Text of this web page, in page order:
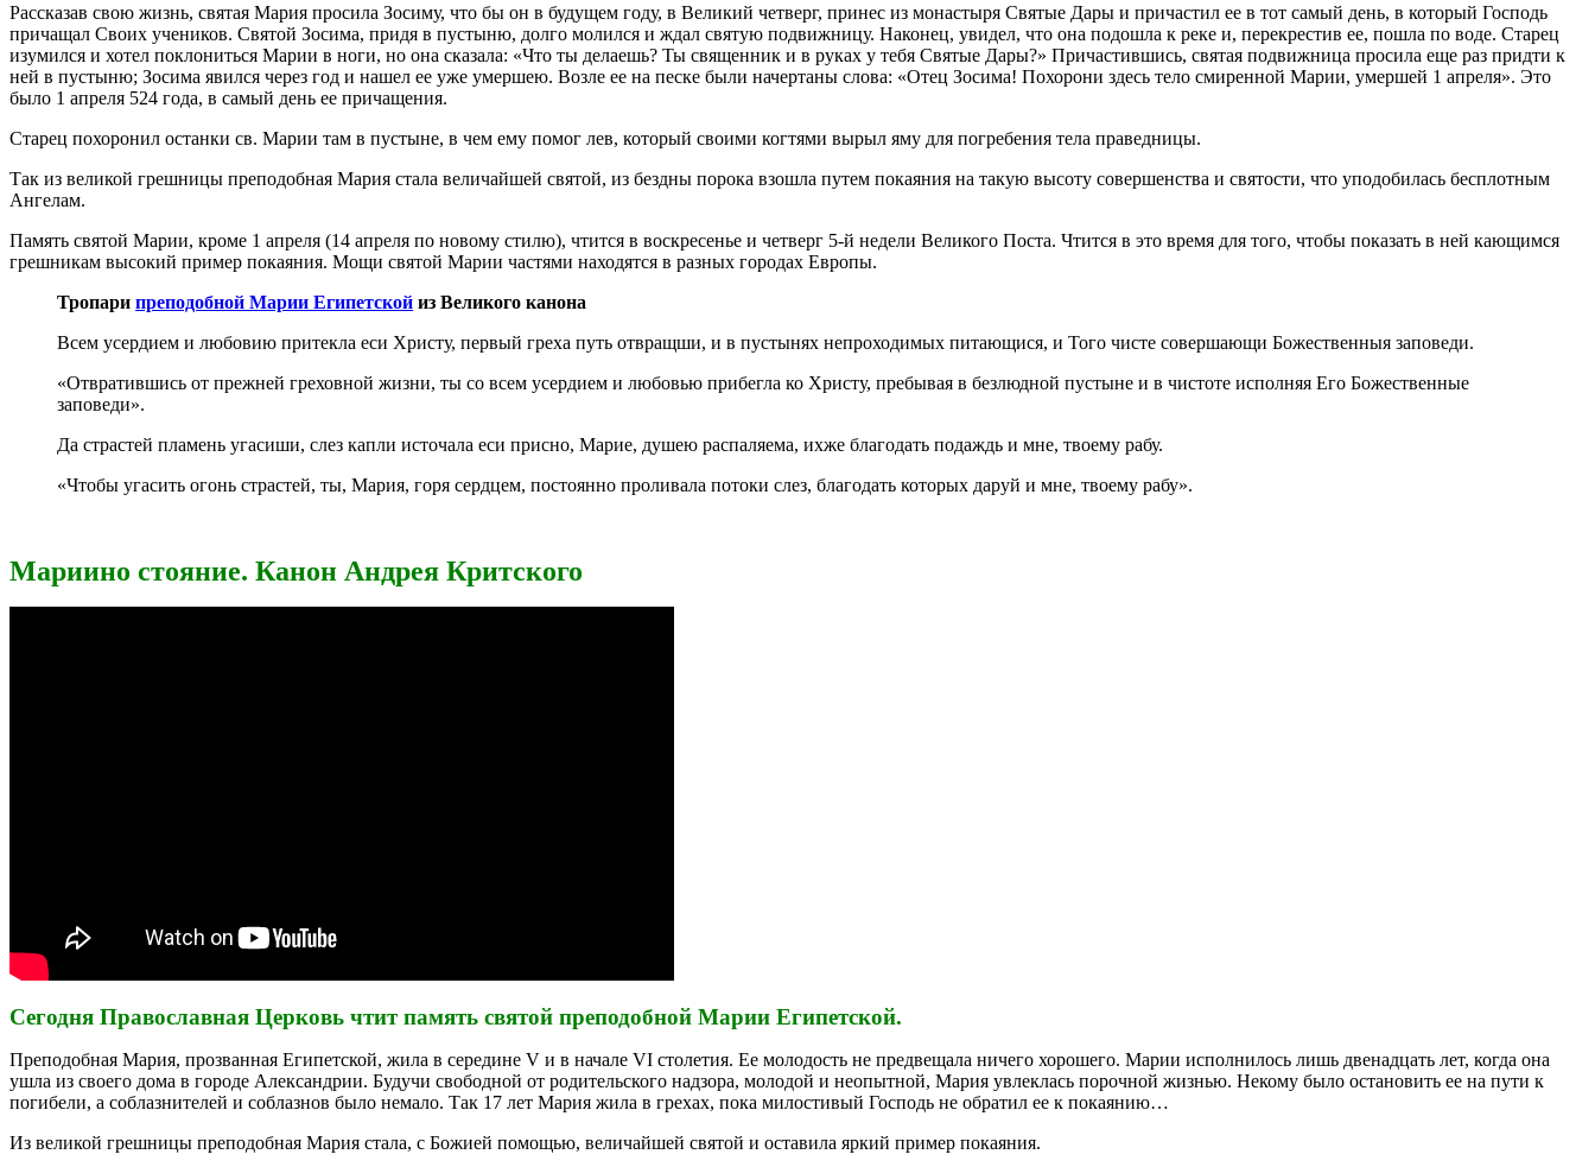
Рассказав свою жизнь, святая Мария просила Зосиму, что бы он в будущем году, в Великий четверг, принес из монастыря Святые Дары и причастил ее в тот самый день, в который Господь
причащал Своих учеников. Святой Зосима, придя в пустыню, долго молился и ждал святую подвижницу. Наконец, увидел, что она подошла к реке и, перекрестив ее, пошла по воде. Старец
изумился и хотел поклониться Марии в ноги, но она сказала: «Что ты делаешь? Ты священник и в руках у тебя Святые Дары?» Причастившись, святая подвижница просила еще раз придти к
ней в пустыню; Зосима явился через год и нашел ее уже умершею. Возле ее на песке были начертаны слова: «Отец Зосима! Похорони здесь тело смиренной Марии, умершей 1 апреля». Это
было 1 апреля 524 года, в самый день ее причащения.
Старец похоронил останки св. Марии там в пустыне, в чем ему помог лев, который своими когтями вырыл яму для погребения тела праведницы.
Так из великой грешницы преподобная Мария стала величайшей святой, из бездны порока взошла путем покаяния на такую высоту совершенства и святости, что уподобилась бесплотным
Ангелам.
Память святой Марии, кроме 1 апреля (14 апреля по новому стилю), чтится в воскресенье и четверг 5-й недели Великого Поста. Чтится в это время для того, чтобы показать в ней кающимся
грешникам высокий пример покаяния. Мощи святой Марии частями находятся в разных городах Европы.
Тропари преподобной Марии Египетской из Великого канона
Всем усердием и любовию притекла еси Христу, первый греха путь отвращши, и в пустынях непроходимых питающися, и Того чисте совершающи Божественныя заповеди.
«Отвратившись от прежней греховной жизни, ты со всем усердием и любовью прибегла ко Христу, пребывая в безлюдной пустыне и в чистоте исполняя Его Божественные
заповеди».
Да страстей пламень угасиши, слез капли источала еси присно, Марие, душею распаляема, ихже благодать подаждь и мне, твоему рабу.
«Чтобы угасить огонь страстей, ты, Мария, горя сердцем, постоянно проливала потоки слез, благодать которых даруй и мне, твоему рабу».
Мариино стояние. Канон Андрея Критского
Сегодня Православная Церковь чтит память святой преподобной Марии Египетской.
Преподобная Мария, прозванная Египетской, жила в середине V и в начале VI столетия. Ее молодость не предвещала ничего хорошего. Марии исполнилось лишь двенадцать лет, когда она
ушла из своего дома в городе Александрии. Будучи свободной от родительского надзора, молодой и неопытной, Мария увлеклась порочной жизнью. Некому было остановить ее на пути к
погибели, а соблазнителей и соблазнов было немало. Так 17 лет Мария жила в грехах, пока милостивый Господь не обратил ее к покаянию…
Из великой грешницы преподобная Мария стала, с Божией помощью, величайшей святой и оставила яркий пример покаяния.